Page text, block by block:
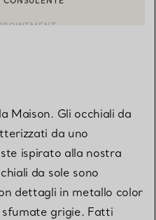
Maison. Gli occhiali da
da uno
ispirato alla nostra
da sole sono
dettagli in metallo color
grigie. Fatti